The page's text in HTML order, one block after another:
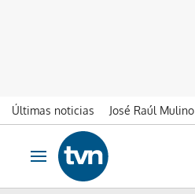
Últimas noticias José Raúl Mulino
Ir al contenido
Obrir navegació